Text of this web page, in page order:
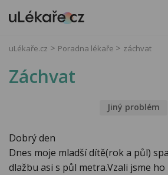
uLékaře.cz Poradna lékaře záchvat
Záchvat
Jiný problém
Dobrý den
Dnes moje mladší dítě(rok a půl)
dlažbu asi s půl metra.Vzali jsme ho